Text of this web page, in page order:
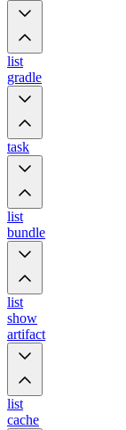
list
gradle
task
list
bundle
list
show
artifact
list
cache